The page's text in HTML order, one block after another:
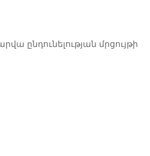
ընդունելության մրցույթի